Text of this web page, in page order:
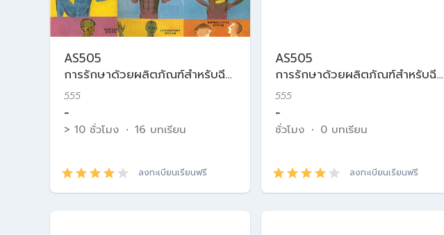
AS505
การรักษาด้วยผลิตภัณฑ์สำหรับฉีด
ในเวชศาสตร์ความงาม
555
-
> 10 ชั่วโมง · 16 บทเรียน
ลงทะเบียนเรียนฟรี
AS505
การรักษาด้วยผลิตภัณฑ์สำหรับฉีด
ในเวชศาสตร์ความงาม
555
-
ชั่วโมง · 0 บทเรียน
ลงทะเบียนเรียนฟรี